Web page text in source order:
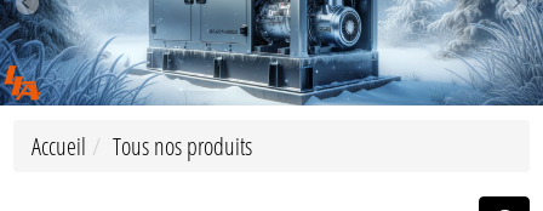
Accueil Tous nos produits